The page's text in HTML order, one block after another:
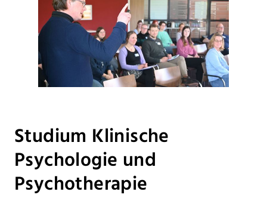
Studium Klinische
Psychologie und
Psychotherapie